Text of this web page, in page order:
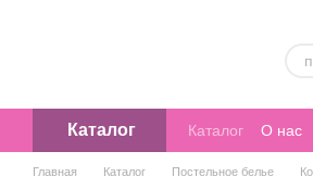
Каталог Каталог О нас
Главная Каталог Постельное белье